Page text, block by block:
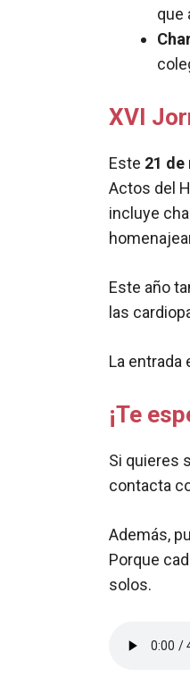
que
XVI
Este 21 de
Actos del
incluye
Este año
las
La entrada
¡Te
Si quieres
contacta
Además,
Porque
solos.